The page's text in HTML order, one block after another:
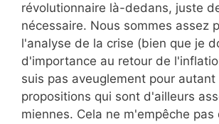
révolutionnaire là-dedans, juste
nécessaire. Nous sommes assez
l'analyse de la crise (bien que je
d'importance au retour de
suis pas aveuglement pour
propositions qui sont d'ailleurs
miennes. Cela ne m'empêche pas